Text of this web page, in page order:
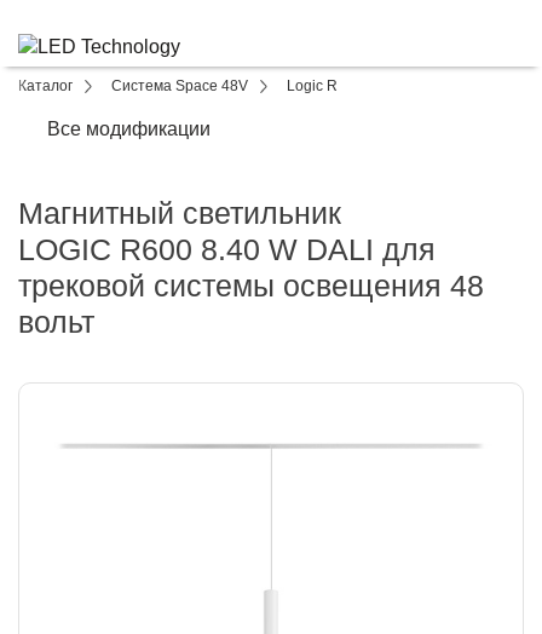
Каталог Система Space 48V Logic R
Все модификации
Магнитный светильник
LOGIC R600 8.40 W DALI для
трековой системы освещения 48
вольт